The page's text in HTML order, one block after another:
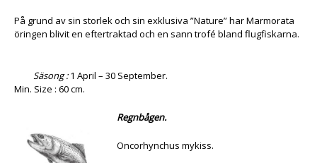
På grund av sin storlek och sin exklusiva ”Nature” har Marmorata
öringen blivit en eftertraktad och en sann trofé bland flugfiskarna.
Säsong :1 April – 30 September.
Min. Size : 60 cm.
Regnbågen.
Oncorhynchus mykiss.